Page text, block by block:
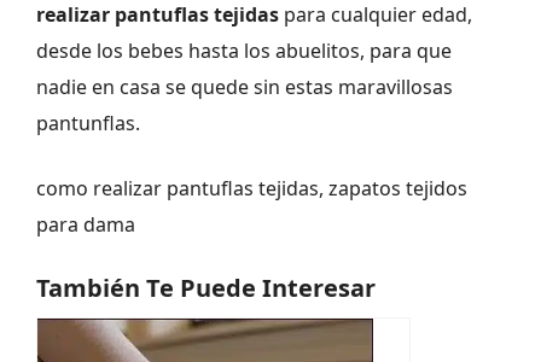
realizar pantuflas tejidas para cualquier edad,
desde los bebes hasta los abuelitos, para que
nadie en casa se quede sin estas maravillosas
pantunflas.
como realizar pantuflas tejidas, zapatos tejidos
para dama
También Te Puede Interesar